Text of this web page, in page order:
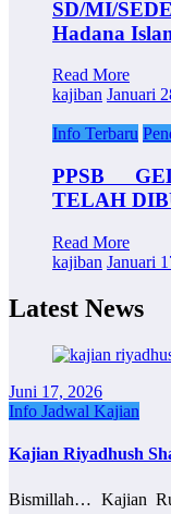
SD/MI/
Hadana
Read More
kajiban Januari
Info Terbaru
PPSB
TELAH
Read More
kajiban Januari
Latest News
Juni 17, 2026
Info Jadwal Kajian
Kajian Riyadhush
Bismillah… Kajian